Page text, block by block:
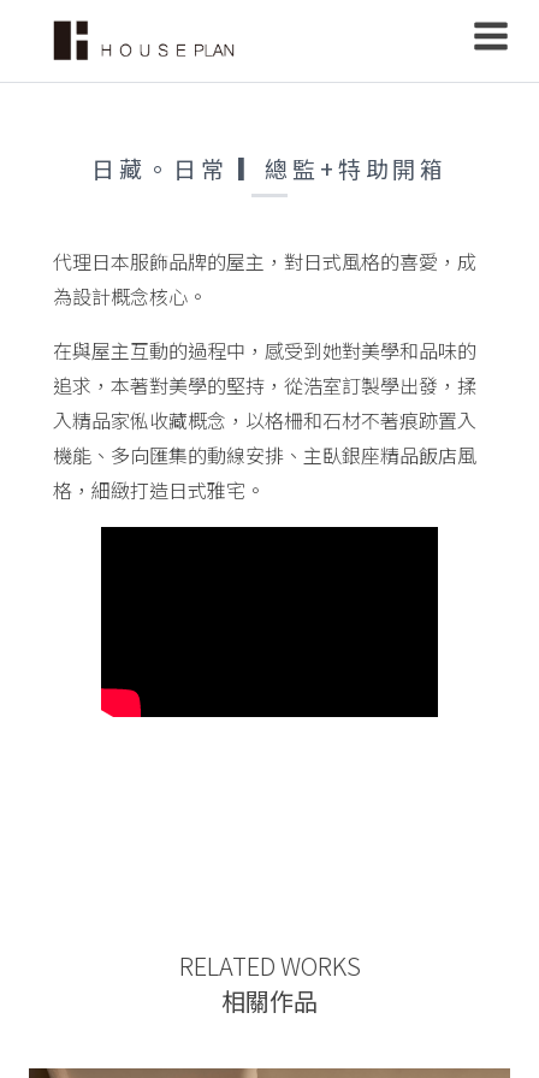
日藏。日常 ▎總監+特助開箱
代理日本服飾品牌的屋主，對日式風格的喜愛，成
為設計概念核心。
在與屋主互動的過程中，感受到她對美學和品味的
追求，本著對美學的堅持，從浩室訂製學出發，揉
入精品家俬收藏概念，以格柵和石材不著痕跡置入
機能、多向匯集的動線安排、主臥銀座精品飯店風
格，細緻打造日式雅宅。
RELATED WORKS
相關作品